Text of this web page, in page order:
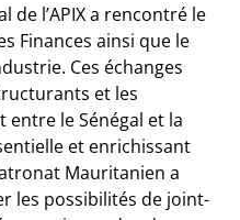
de l’APIX a rencontré le
Finances ainsi que le
Ces échanges
et les
le Sénégal et la
et enrichissant
Mauritanien a
les possibilités de joint-